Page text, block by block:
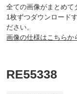
全ての画像がまとめて
1枚ずつダウンロード
ださい。
画像の仕様はこちらか
RE55338